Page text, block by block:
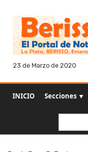
23 de Marzo de 2020
INICIO Secciones ▼